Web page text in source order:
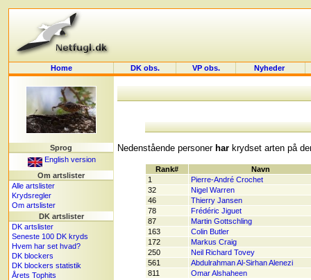
Home DK obs. VP obs. Nyheder
Sprog
English version
Om artslister
Alle artslister
Krydsregler
Om artslister
DK artslister
DK artslister
Seneste 100 DK kryds
Hvem har set hvad?
DK blockers
DK blockers statistik
Årets Tophits
Nedenstående personer har krydset arten på
Rank#
Navn
1
Pierre-André Crochet
32
Nigel Warren
46
Thierry Jansen
78
Frédéric Jiguet
87
Martin Gottschling
163
Colin Butler
172
Markus Craig
250
Neil Richard Tovey
561
Abdulrahman Al-Sirhan Alenezi
811
Omar Alshaheen